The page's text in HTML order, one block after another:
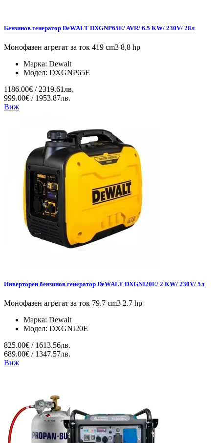
Бензинов генератор DeWALT DXGNP65E/ AVR/ 6.5 KW/ 230V/ 28л
Монофазен агрегат за ток 419 cm3 8,8 hp
Марка: Dewalt
Модел: DXGNP65E
1186.00€ / 2319.61лв.
999.00€ / 1953.87лв.
Виж
Инверторен бензинов генератор DeWALT DXGNI20E/ 2 KW/ 230V/ 5л
Монофазен агрегат за ток 79.7 cm3 2.7 hp
Марка: Dewalt
Модел: DXGNI20E
825.00€ / 1613.56лв.
689.00€ / 1347.57лв.
Виж